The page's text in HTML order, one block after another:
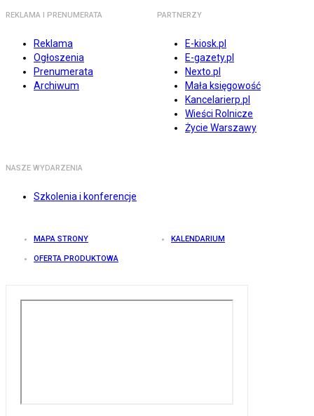
REKLAMA I PRENUMERATA
Reklama
Ogłoszenia
Prenumerata
Archiwum
PARTNERZY
E-kiosk.pl
E-gazety.pl
Nexto.pl
Mała księgowość
Kancelarierp.pl
Wieści Rolnicze
Życie Warszawy
NASZE WYDARZENIA
Szkolenia i konferencje
MAPA STRONY KALENDARIUM
OFERTA PRODUKTOWA